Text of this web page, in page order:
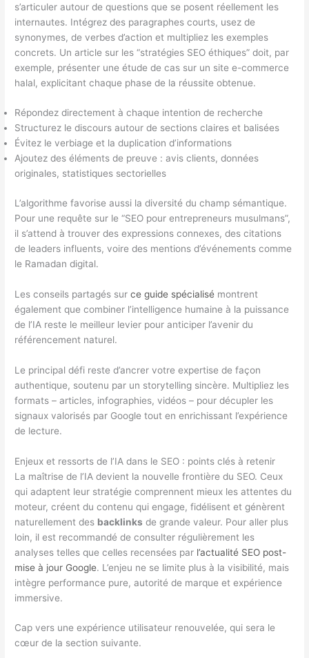
s’articuler autour de questions que se posent réellement les
internautes. Intégrez des paragraphes courts, usez de
synonymes, de verbes d’action et multipliez les exemples
concrets. Un article sur les “stratégies SEO éthiques” doit, par
exemple, présenter une étude de cas sur un site e-commerce
halal, explicitant chaque phase de la réussite obtenue.
Répondez directement à chaque intention de recherche
Structurez le discours autour de sections claires et balisées
Évitez le verbiage et la duplication d’informations
Ajoutez des éléments de preuve : avis clients, données
originales, statistiques sectorielles
L’algorithme favorise aussi la diversité du champ sémantique.
Pour une requête sur le “SEO pour entrepreneurs musulmans”,
il s’attend à trouver des expressions connexes, des citations
de leaders influents, voire des mentions d’événements comme
le Ramadan digital.
Les conseils partagés surce guide spécialisé montrent
également que combiner l’intelligence humaine à la puissance
de l’IA reste le meilleur levier pour anticiper l’avenir du
référencement naturel.
Le principal défi reste d’ancrer votre expertise de façon
authentique, soutenu par un storytelling sincère. Multipliez les
formats – articles, infographies, vidéos – pour décupler les
signaux valorisés par Google tout en enrichissant l’expérience
de lecture.
Enjeux et ressorts de l’IA dans le SEO : points clés à retenir
La maîtrise de l’IA devient la nouvelle frontière du SEO. Ceux
qui adaptent leur stratégie comprennent mieux les attentes du
moteur, créent du contenu qui engage, fidélisent et génèrent
naturellement des backlinks de grande valeur. Pour aller plus
loin, il est recommandé de consulter régulièrement les
analyses telles que celles recensées par l’actualité SEO post-
mise à jour Google. L’enjeu ne se limite plus à la visibilité, mais
intègre performance pure, autorité de marque et expérience
immersive.
Cap vers une expérience utilisateur renouvelée, qui sera le
cœur de la section suivante.